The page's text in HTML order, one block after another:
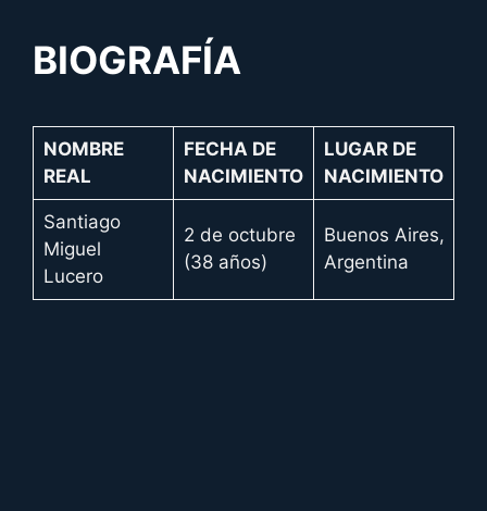
BIOGRAFÍA
NOMBRE
REAL
FECHA DE
NACIMIENTO
LUGAR DE
NACIMIENTO
Santiago
Miguel
Lucero
2 de octubre
(38 años)
Buenos Aires,
Argentina